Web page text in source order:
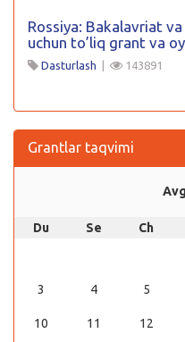
Rossiya: Bakalavriat
uchun to’liq grant va
Dasturlash 143891
Grantlar taqvimi
Du Se Ch
3 4 5
10 11 12